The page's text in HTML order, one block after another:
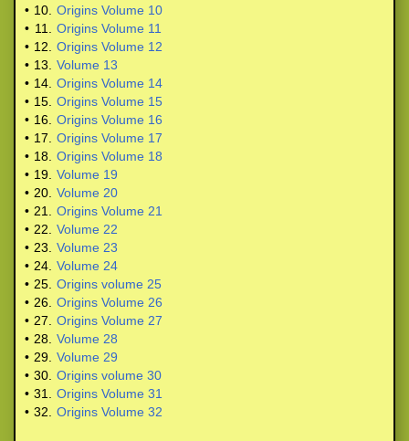
• 10. Origins Volume 10
• 11.
Origins Volume 11
• 12.
Origins Volume 12
• 13.
Volume 13
• 14. Origins Volume 14
• 15. Origins Volume 15
• 16. Origins Volume 16
• 17.
Origins Volume 17
• 18. Origins Volume 18
• 19. Volume 19
• 20. Volume 20
• 21.
Origins Volume 21
• 22.
Volume 22
• 23.
Volume 23
• 24. Volume 24
• 25. Origins volume 25
• 26. Origins Volume 26
• 27.
Origins Volume 27
• 28. Volume 28
• 29. Volume 29
• 30. Origins volume 30
• 31.
Origins Volume 31
• 32. Origins Volume 32